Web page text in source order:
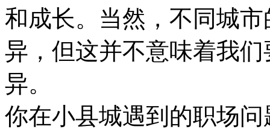
和成长。当然，不同城
异，但这并不意味着我
异。
你在小县城遇到的职场